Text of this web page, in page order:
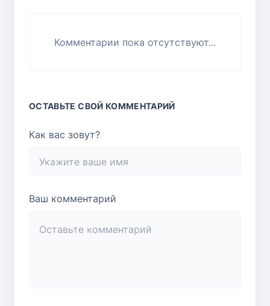
Комментарии пока отсутствуют...
ОСТАВЬТЕ СВОЙ КОММЕНТАРИЙ
Как вас зовут?
Ваш комментарий